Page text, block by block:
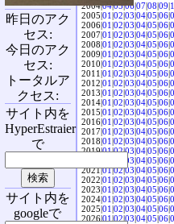
2004|04|05|06|07|08|09|
2005|01|02|03|04|05|06|
2006|01|02|03|04|05|06|
2007|01|02|03|04|05|06|
2008|01|02|03|04|05|06|
2009|01|02|03|04|05|06|
2010|01|02|03|04|05|06|
2011|01|02|03|04|05|06|
2012|01|02|03|04|05|06|
2013|01|02|03|04|05|06|
2014|01|02|03|04|05|06|
2015|01|02|03|04|05|06|
2016|01|02|03|04|05|06|
2017|01|02|03|04|05|06|
2018|01|02|03|04|05|06|
2019|01|02|03|04|05|06|
03|04|05|06|
2021|01|02|03|04|05|06|
2022|01|02|03|04|05|06|
2023|01|02|03|04|05|06|
2024|01|02|03|04|05|06|
2025|01|02|03|04|05|06|
2026|01|02|03|04|05|06|
昨日のアク
セス:
今日のアク
セス:
トータルア
クセス:
サイト内を
HyperEstraier
で
サイト内を
googleで